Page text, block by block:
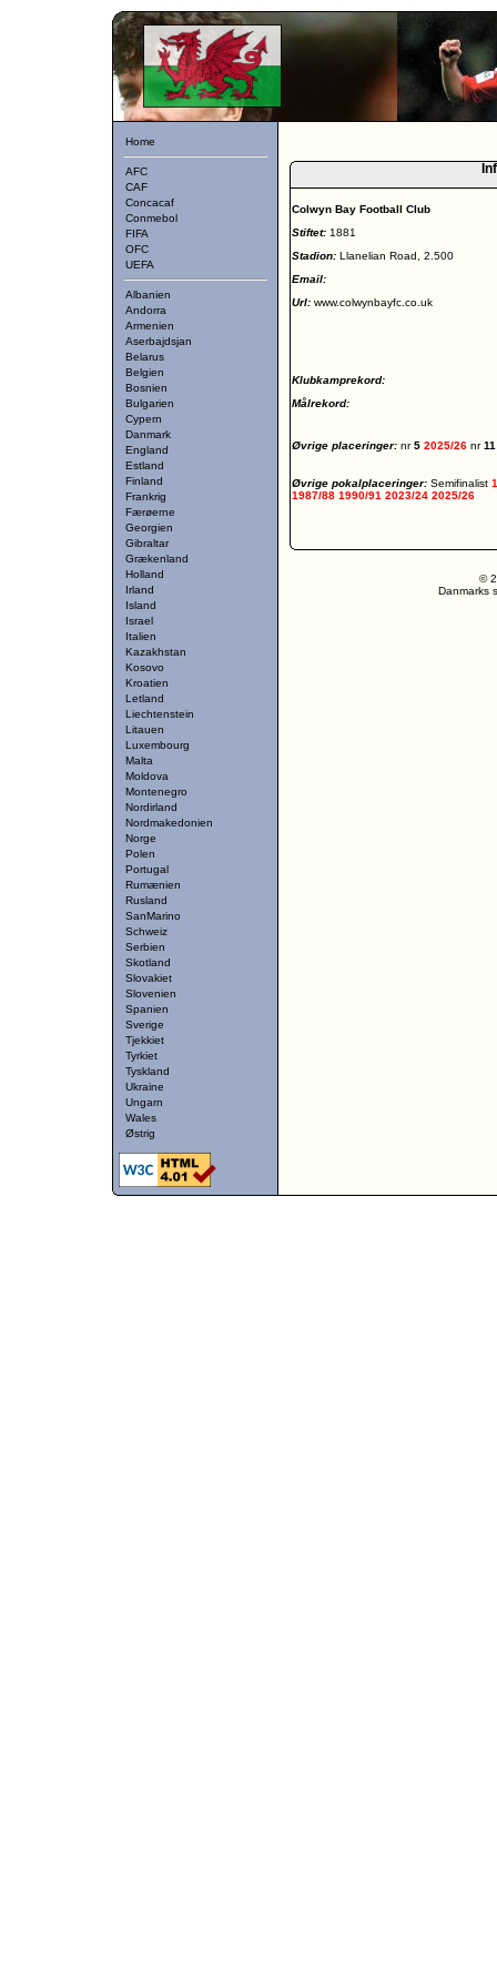
Home
AFC
CAF
Concacaf
Conmebol
FIFA
OFC
UEFA
Albanien
Andorra
Armenien
Aserbajdsjan
Belarus
Belgien
Bosnien
Bulgarien
Cypern
Danmark
England
Estland
Finland
Frankrig
Færøerne
Georgien
Gibraltar
Grækenland
Holland
Irland
Island
Israel
Italien
Kazakhstan
Kosovo
Kroatien
Letland
Liechtenstein
Litauen
Luxembourg
Malta
Moldova
Montenegro
Nordirland
Nordmakedonien
Norge
Polen
Portugal
Rumænien
Rusland
SanMarino
Schweiz
Serbien
Skotland
Slovakiet
Slovenien
Spanien
Sverige
Tjekkiet
Tyrkiet
Tyskland
Ukraine
Ungarn
Wales
Østrig
Colwyn Bay Football Club
Stiftet: 1881
Stadion: Llanelian Road, 2.500
Email:
Url: www.colwynbayfc.co.uk
Klubkamprekord:
Målrekord:
Øvrige placeringer: nr5 2025/26 nr
Øvrige pokalplaceringer: Semifinalist
1987/88 1990/91 2023/24 2025/26
©
Danmarks